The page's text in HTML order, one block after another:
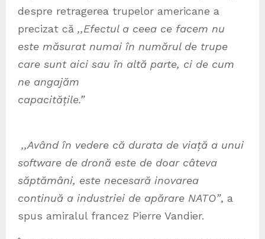
despre retragerea trupelor americane a
precizat că ,,Efectul a ceea ce facem nu
este măsurat numai în numărul de trupe
care sunt aici sau în altă parte, ci de cum
ne angajăm
capacitățile.”
,,Având în vedere că durata de viață a unui
software de dronă este de doar câteva
săptămâni, este necesară inovarea
continuă a industriei de apărare NATO”, a
spus amiralul francez Pierre Vandier.